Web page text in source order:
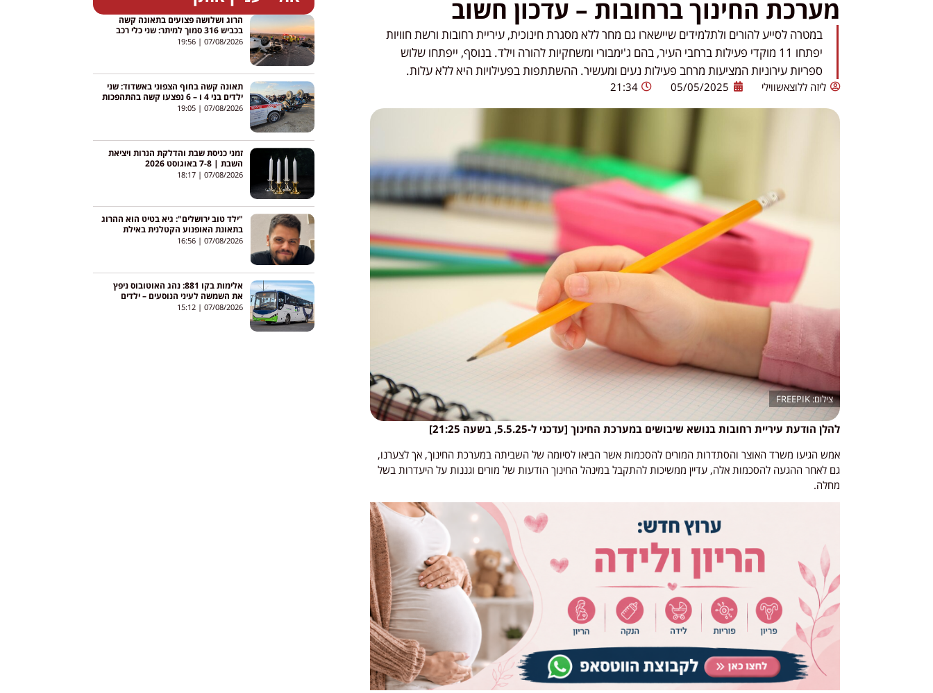
מערכת החינוך ברחובות – עדכון חשוב
במטרה לסייע להורים ולתלמידים שיישארו גם מחר ללא מסגרת חינוכית, עיריית רחובות ורשת חוויות
יפתחו 11 מוקדי פעילות ברחבי העיר, בהם ג'ימבורי ומשחקיות להורה וילד. בנוסף, ייפתחו שלוש
ספריות עירוניות המציעות מרחב פעילות נעים ומעשיר. ההשתתפות בפעילויות היא ללא עלות.
ליזה ללוצאשווילי 05/05/2025
21:34
FREEPIK
להלן הודעת עיריית רחובות בנושא שיבושים במערכת החינוך [עדכני ל-5.5.25, בשעה 21:25]
אמש הגיעו משרד האוצר והסתדרות המורים להסכמות אשר הביאו לסיומה של השביתה במערכת החינוך, אך לצערנו,
גם לאחר ההגעה להסכמות אלה, עדיין ממשיכות להתקבל במינהל החינוך הודעות של מורים וגננות על היעדרות בשל
מחלה.
הרוג ושלושה פצועים בתאונה קשה
בכביש 316 סמוך למיתר: שני כלי רכב
התהפכו
07/08/2026
19:56
תאונה קשה בחוף הצפוני באשדוד: שני
ילדים בני 4 ו – 6 נפצעו קשה בהתהפכות
טרקטורון באגי
07/08/2026
19:05
זמני כניסת שבת והדלקת הנרות ויציאת
השבת | 7-8 באוגוסט 2026
07/08/2026
18:17
"ילד טוב ירושלים": גיא בטיט הוא ההרוג
בתאונת האופנוע הקטלנית באילת
07/08/2026
16:56
אלימות בקו 881: נהג האוטובוס ניפץ
את השמשה לעיני הנוסעים – ילדים
צרחו; הנהג הושעה
07/08/2026
15:12